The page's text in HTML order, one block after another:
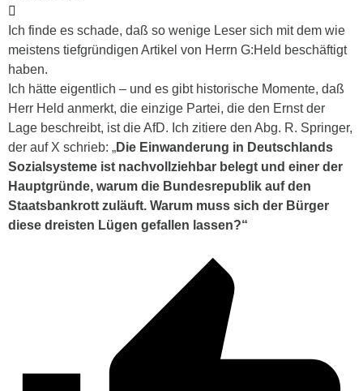
Ich finde es schade, daß so wenige Leser sich mit dem wie
meistens tiefgründigen Artikel von Herrn G:Held beschäftigt
haben.
Ich hätte eigentlich – und es gibt historische Momente, daß
Herr Held anmerkt, die einzige Partei, die den Ernst der
Lage beschreibt, ist die AfD. Ich zitiere den Abg. R. Springer,
der auf X schrieb: „Die Einwanderung in Deutschlands
Sozialsysteme ist nachvollziehbar belegt und einer der
Hauptgründe, warum die Bundesrepublik auf den
Staatsbankrott zuläuft. Warum muss sich der Bürger
diese dreisten Lügen gefallen lassen?“